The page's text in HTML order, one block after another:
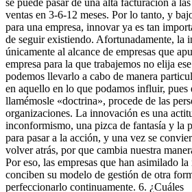
ventas en 3-6-12 meses. Por lo tanto, y
para una empresa, innovar ya es tan
de seguir existiendo. Afortunadamente, la
únicamente al alcance de empresas que
empresa para la que trabajemos no elija
podemos llevarlo a cabo de manera
en aquello en lo que podamos influir, pues
llamémosle «doctrina», procede de las
organizaciones. La innovación es una
inconformismo, una pizca de fantasía y la
para pasar a la acción, y una vez se
volver atrás, por que cambia nuestra
Por eso, las empresas que han asimilado
conciben su modelo de gestión de otra
perfeccionarlo continuamente. 6. ¿Cuáles